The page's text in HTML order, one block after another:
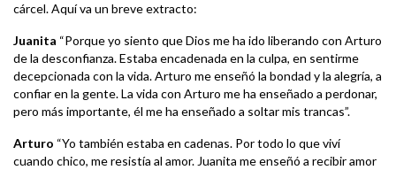
cárcel. Aquí va un breve extracto:
Juanita “Porque yo siento que Dios me ha ido liberando con Arturo
de la desconfianza. Estaba encadenada en la culpa, en sentirme
decepcionada con la vida. Arturo me enseñó la bondad y la alegría, a
confiar en la gente. La vida con Arturo me ha enseñado a perdonar,
pero más importante, él me ha enseñado a soltar mis trancas”.
Arturo “Yo también estaba en cadenas. Por todo lo que viví
cuando chico, me resistía al amor. Juanita me enseñó a recibir amor